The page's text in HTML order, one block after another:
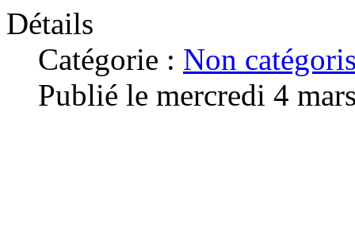
Détails
Catégorie : Non
Publié le mercredi 4